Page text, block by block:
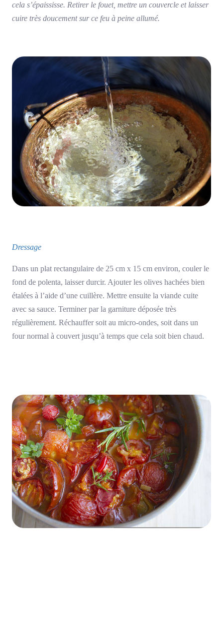
cela s’épaississe. Retirer le fouet, mettre un couvercle et laisser
cuire très doucement sur ce feu à peine allumé.
Dressage
Dans un plat rectangulaire de 25 cm x 15 cm environ, couler le
fond de polenta, laisser durcir. Ajouter les olives hachées bien
étalées à l’aide d’une cuillère. Mettre ensuite la viande cuite
avec sa sauce. Terminer par la garniture déposée très
régulièrement. Réchauffer soit au micro-ondes, soit dans un
four normal à couvert jusqu’à temps que cela soit bien chaud.